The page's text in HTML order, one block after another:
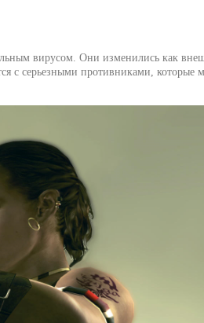
вирусом. Они изменились как
с серьезными противниками, которые